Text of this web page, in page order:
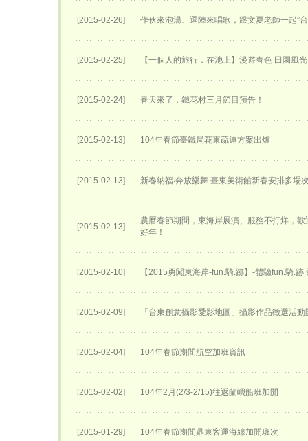
[2015-02-26] 作伙來泡湯、逗陣來唱歌，跟文夏老師一起”
[2015-02-25] 【一個人的旅行．在池上】漫遊春色 田園風光
[2015-02-24] 春天來了，鐵花村三月節目預告！
[2015-02-13] 104年春節臺鐵局花東疏運方案出爐
[2015-02-13] 新春納福‧奔放樂舞 臺東美術館新春安排多場
[2015-02-13]
農曆春節期間，東海岸展演、服務不打烊，
好年！
[2015-02-10] 【2015勇闖東海岸-fun.騎.跡】-體驗fun.騎.跡
[2015-02-09] 「台東創意攝影愛影地圖」攝影作品徵選活動
[2015-02-04] 104年春節期間航空加班資訊
[2015-02-02] 104年2月(2/3-2/15)往返蘭嶼船班加開
[2015-01-29] 104年春節期間鼎東客運海線加開班次